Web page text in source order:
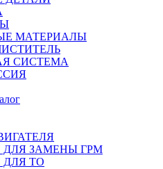
МАТЕРИАЛЫ
СИСТЕМА
ДЛЯ ЗАМЕНЫ ГРМ
ДЛЯ ТО